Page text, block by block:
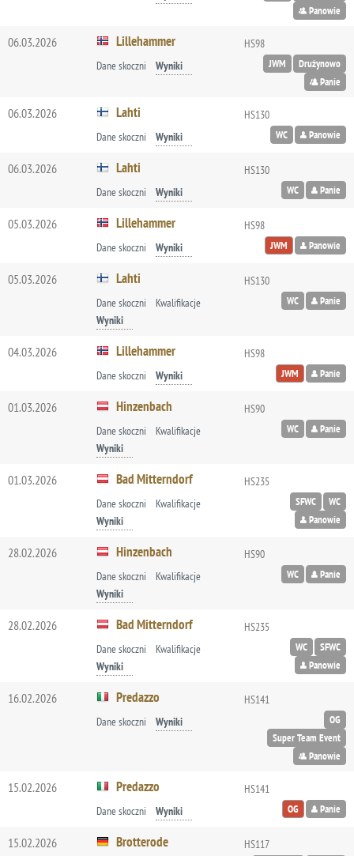
Panowie
06.03.2026 Lillehammer
Dane skoczni Wyniki
HS98
JWM
Drużynowo
Panie
06.03.2026 Lahti
Dane skoczni Wyniki
HS130
WC Panowie
06.03.2026 Lahti
Dane skoczni Wyniki
HS130
WC Panie
05.03.2026 Lillehammer
Dane skoczni Wyniki
HS98
JWM Panowie
05.03.2026 Lahti
Dane skoczni
Kwalifikacje
Wyniki
HS130
WC Panie
04.03.2026 Lillehammer
Dane skoczni Wyniki
HS98
JWM Panie
01.03.2026 Hinzenbach
Dane skoczni
Kwalifikacje
Wyniki
HS90
WC Panie
01.03.2026 Bad Mitterndorf
Dane skoczni
Kwalifikacje
Wyniki
HS235
SFWC
WC
Panowie
28.02.2026 Hinzenbach
Dane skoczni
Kwalifikacje
Wyniki
HS90
WC Panie
28.02.2026 Bad Mitterndorf
Dane skoczni
Kwalifikacje
Wyniki
HS235
WC
SFWC
Panowie
16.02.2026 Predazzo
Dane skoczni Wyniki
HS141
OG
Super Team Event
Panowie
15.02.2026 Predazzo
Dane skoczni Wyniki
HS141
OG Panie
15.02.2026 Brotterode HS117